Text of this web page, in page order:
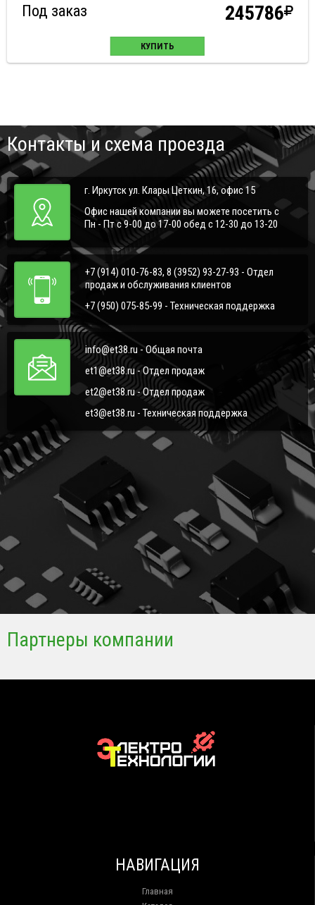
Под заказ 245786
КУПИТЬ
Контакты и схема проезда
г. Иркутск ул. Клары Цеткин, 16, офис 15
Офис нашей компании вы можете посетить с
Пн - Пт с 9-00 до 17-00 обед с 12-30 до 13-20
+7 (914) 010-76-83, 8 (3952) 93-27-93 - Отдел
продаж и обслуживания клиентов
+7 (950) 075-85-99 - Техническая поддержка
info@et38.ru - Общая почта
et1@et38.ru - Отдел продаж
et2@et38.ru - Отдел продаж
et3@et38.ru - Техническая поддержка
Партнеры компании
НАВИГАЦИЯ
Главная